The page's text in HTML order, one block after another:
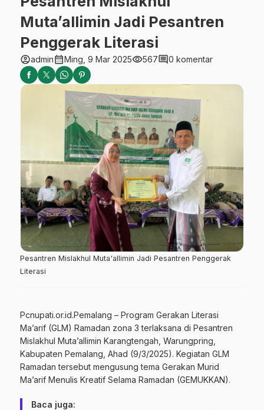
Muta’allimin Jadi Pesantren
Penggerak Literasi
account_circleadmincalendar_monthMing, 9 Mar 2025visibility567comment0 komentar
Pesantren Mislakhul Muta'allimin Jadi Pesantren Penggerak
Literasi
Pcnupati.or.id.Pemalang – Program Gerakan Literasi
Ma’arif (GLM) Ramadan zona 3 terlaksana di Pesantren
Mislakhul Muta’allimin Karangtengah, Warungpring,
Kabupaten Pemalang, Ahad (9/3/2025). Kegiatan GLM
Ramadan tersebut mengusung tema Gerakan Murid
Ma’arif Menulis Kreatif Selama Ramadan (GEMUKKAN).
Baca juga: